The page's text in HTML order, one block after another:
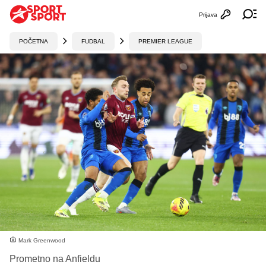
Otvori
Prijava
POČETNA FUDBAL PREMIER LEAGUE
Mark Greenwood
Prometno na Anfieldu